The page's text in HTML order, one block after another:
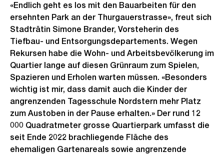
«Endlich geht es los mit den Bauarbeiten für den
ersehnten Park an der Thurgauerstrasse», freut sich
Stadträtin Simone Brander, Vorsteherin des
Tiefbau- und Entsorgungsdepartements. Wegen
Rekursen habe die Wohn- und Arbeitsbevölkerung im
Quartier lange auf diesen Grünraum zum Spielen,
Spazieren und Erholen warten müssen. «Besonders
wichtig ist mir, dass damit auch die Kinder der
angrenzenden Tagesschule Nordstern mehr Platz
zum Austoben in der Pause erhalten.» Der rund 12
000 Quadratmeter grosse Quartierpark umfasst die
seit Ende 2022 brachliegende Fläche des
ehemaligen Gartenareals sowie angrenzende